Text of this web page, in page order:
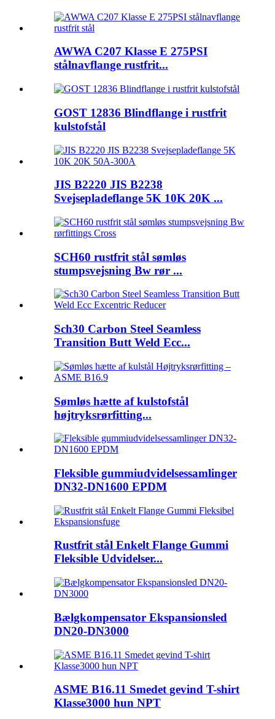
AWWA C207 Klasse E 275PSI
stålnavflange rustfrit...
GOST 12836 Blindflange i rustfrit
kulstofstål
JIS B2220 JIS B2238
Svejsepladeflange 5K 10K 20K ...
SCH60 rustfrit stål sømløs
stumpsvejsning Bw rør ...
Sch30 Carbon Steel Seamless
Transition Butt Weld Ecc...
Sømløs hætte af kulstofstål
højtryksrørfitting...
Fleksible gummiudvidelsessamlinger
DN32-DN1600 EPDM
Rustfrit stål Enkelt Flange Gummi
Fleksible Udvidelser...
Bælgkompensator Ekspansionsled
DN20-DN3000
ASME B16.11 Smedet gevind T-shirt
Klasse3000 hun NPT